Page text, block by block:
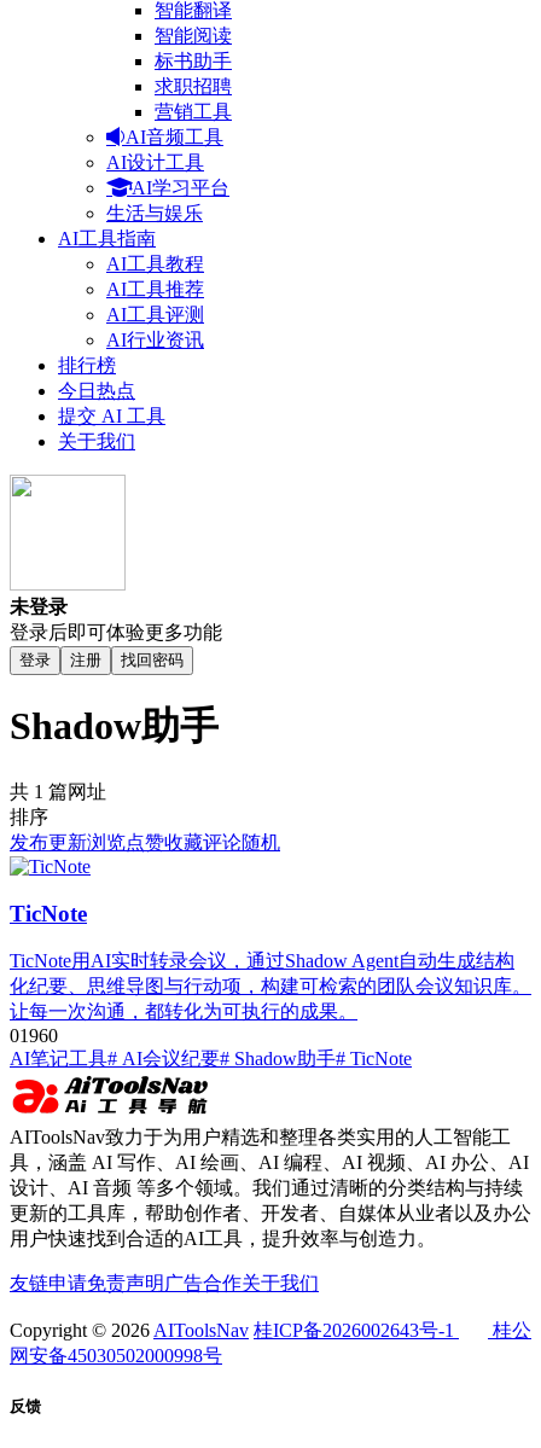
智能翻译
智能阅读
标书助手
求职招聘
营销工具
AI音频工具
AI设计工具
AI学习平台
生活与娱乐
AI工具指南
AI工具教程
AI工具推荐
AI工具评测
AI行业资讯
排行榜
今日热点
提交 AI 工具
关于我们
未登录
登录后即可体验更多功能
登录 注册 找回密码
Shadow助手
共 1 篇网址
排序
发布更新浏览点赞收藏评论随机
TicNote
TicNote用AI实时转录会议，通过Shadow Agent自动生成结构
化纪要、思维导图与行动项，构建可检索的团队会议知识库。
让每一次沟通，都转化为可执行的成果。
01960
AI笔记工具# AI会议纪要# Shadow助手# TicNote
AIToolsNav致力于为用户精选和整理各类实用的人工智能工
具，涵盖 AI 写作、AI 绘画、AI 编程、AI 视频、AI 办公、AI
设计、AI 音频 等多个领域。我们通过清晰的分类结构与持续
更新的工具库，帮助创作者、开发者、自媒体从业者以及办公
用户快速找到合适的AI工具，提升效率与创造力。
友链申请免责声明 广告合作关于我们
Copyright © 2026 AIToolsNav 桂ICP备2026002643号-1
桂公
网安备45030502000998号
反馈